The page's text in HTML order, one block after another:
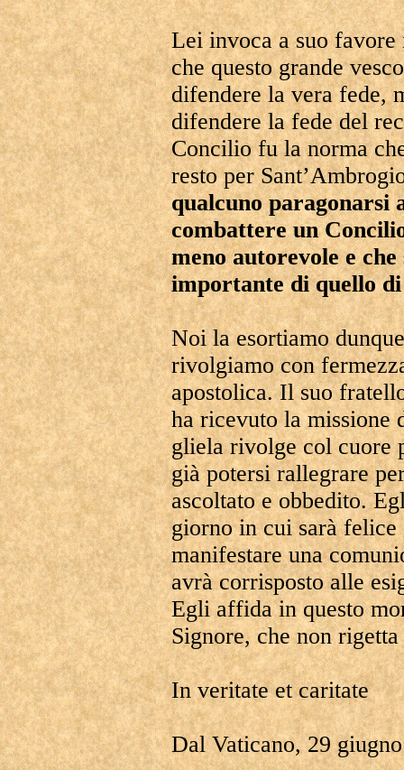
Lei invoca a suo favore
che questo grande
difendere la vera fede,
difendere la fede del
Concilio fu la norma
resto per
qualcuno paragonarsi
combattere un
meno autorevole e
importante di quello di
Noi la esortiamo
rivolgiamo con
apostolica. Il suo
ha ricevuto la
gliela rivolge col cuore
già potersi rallegrare
ascoltato e obbedito.
giorno in cui sarà
manifestare una
avrà corrisposto alle
Egli affida in questo
Signore, che non
In veritate et caritate
Dal Vaticano, 29